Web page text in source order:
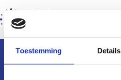
Toestemming Details
testpagina stuurlui
Contactgegevens
Holland Tender Partners B.V.